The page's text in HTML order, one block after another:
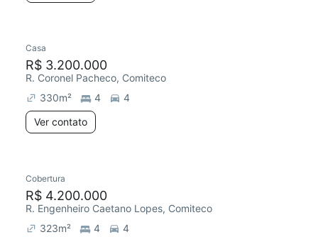
Casa
R$ 3.200.000
R. Coronel Pacheco, Comiteco
330m² 4
4
Ver contato
Cobertura
R$ 4.200.000
R. Engenheiro Caetano Lopes, Comiteco
323m² 4
4